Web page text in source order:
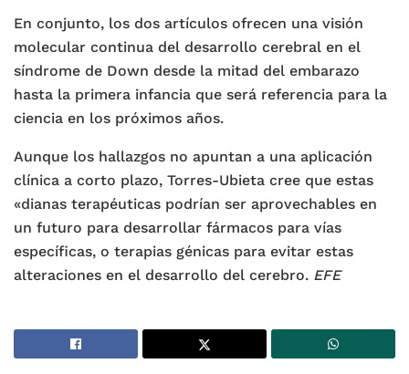
En conjunto, los dos artículos ofrecen una visión
molecular continua del desarrollo cerebral en el
síndrome de Down desde la mitad del embarazo
hasta la primera infancia que será referencia para la
ciencia en los próximos años.
Aunque los hallazgos no apuntan a una aplicación
clínica a corto plazo, Torres-Ubieta cree que estas
«dianas terapéuticas podrían ser aprovechables en
un futuro para desarrollar fármacos para vías
específicas, o terapias génicas para evitar estas
alteraciones en el desarrollo del cerebro. EFE